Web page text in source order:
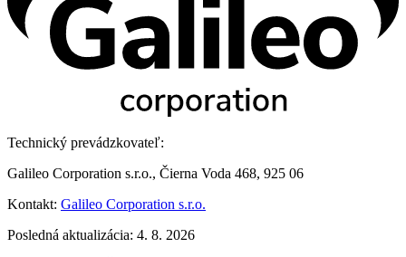
Technický prevádzkovateľ:
Galileo Corporation s.r.o., Čierna Voda 468, 925 06
Kontakt: Galileo Corporation s.r.o.
Posledná aktualizácia: 4. 8. 2026